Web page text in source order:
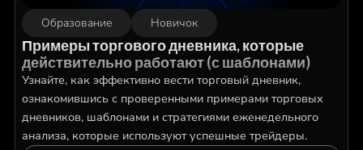
Образование Новичок
Примеры торгового дневника, которые
действительно работают (с шаблонами)
Узнайте, как эффективно вести торговый дневник,
ознакомившись с проверенными примерами торговых
дневников, шаблонами и стратегиями еженедельного
анализа, которые используют успешные трейдеры.